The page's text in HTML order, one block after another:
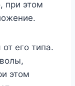
при этом
его типа.
этом